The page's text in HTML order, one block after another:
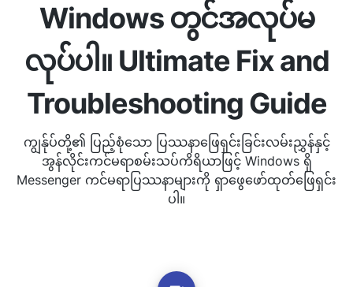
Windows တွင်အလုပ်မ
လုပ်ပါ။ Ultimate Fix and
Troubleshooting Guide
ကျွန်ုပ်တို့၏ ပြည့်စုံသော ပြဿနာဖြေရှင်းခြင်းလမ်းညွှန်နှင့်
အွန်လိုင်းကင်မရာစမ်းသပ်ကိရိယာဖြင့် Windows ရှိ
Messenger ကင်မရာပြဿနာများကို ရှာဖွေဖော်ထုတ်ဖြေရှင်း
ပါ။